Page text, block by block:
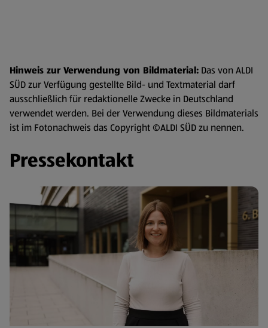
Hinweis zur Verwendung von Bildmaterial: Das von ALDI
SÜD zur Verfügung gestellte Bild- und Textmaterial darf
ausschließlich für redaktionelle Zwecke in Deutschland
verwendet werden. Bei der Verwendung dieses Bildmaterials
ist im Fotonachweis das Copyright ©ALDI SÜD zu nennen.
Pressekontakt